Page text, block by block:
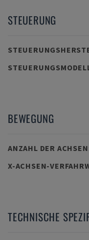
STEUERUNG
BEWEGUNG
ANZAHL DER ACHSEN
X-ACHSEN-
TECHNISCHE